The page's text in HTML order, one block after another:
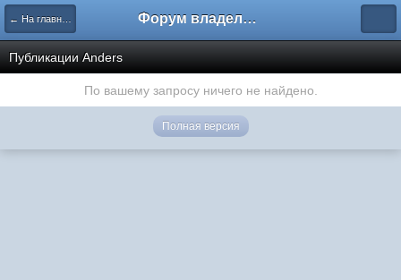
← На главную Форум владельцев интернет-магазинов
Публикации Anders
По вашему запросу ничего не найдено.
Полная версия